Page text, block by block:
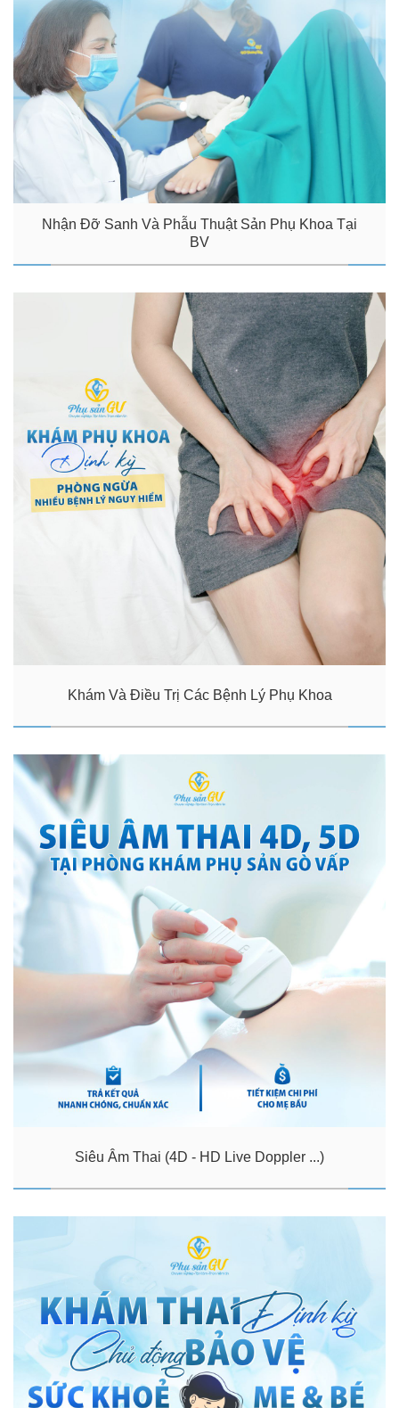
Nhận Đỡ Sanh Và Phẫu Thuật Sản Phụ Khoa Tại
BV
Khám Và Điều Trị Các Bệnh Lý Phụ Khoa
Siêu Âm Thai (4D - HD Live Doppler ...)